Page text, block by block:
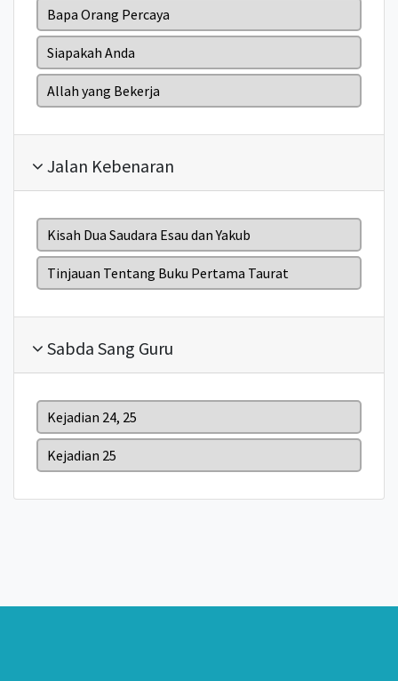
Bapa Orang Percaya
Siapakah Anda
Allah yang Bekerja
Jalan Kebenaran
Kisah Dua Saudara Esau dan Yakub
Tinjauan Tentang Buku Pertama Taurat
Sabda Sang Guru
Kejadian 24, 25
Kejadian 25